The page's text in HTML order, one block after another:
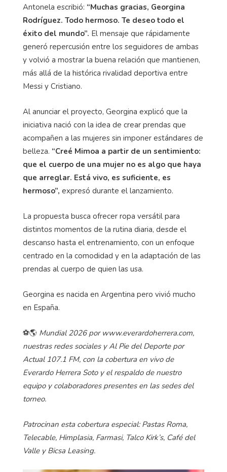
Antonela escribió: “Muchas gracias, Georgina
Rodríguez. Todo hermoso. Te deseo todo el
éxito del mundo”. El mensaje que rápidamente
generó repercusión entre los seguidores de ambas
y volvió a mostrar la buena relación que mantienen,
más allá de la histórica rivalidad deportiva entre
Messi y Cristiano.
Al anunciar el proyecto, Georgina explicó que la
iniciativa nació con la idea de crear prendas que
acompañen a las mujeres sin imponer estándares de
belleza. “Creé Mimoa a partir de un sentimiento:
que el cuerpo de una mujer no es algo que haya
que arreglar. Está vivo, es suficiente, es
hermoso”, expresó durante el lanzamiento.
La propuesta busca ofrecer ropa versátil para
distintos momentos de la rutina diaria, desde el
descanso hasta el entrenamiento, con un enfoque
centrado en la comodidad y en la adaptación de las
prendas al cuerpo de quien las usa.
Georgina es nacida en Argentina pero vivió mucho
en España.
⚽🌎 Mundial 2026 por www.everardoherrera.com,
nuestras redes sociales y Al Pie del Deporte por
Actual 107.1 FM, con la cobertura en vivo de
Everardo Herrera Soto y el respaldo de nuestro
equipo y colaboradores presentes en las sedes del
torneo.
Patrocinan esta cobertura especial: Pastas Roma,
Telecable, Himplasia, Farmasi, Talco Kirk’s, Café del
Valle y Bicsa Leasing.